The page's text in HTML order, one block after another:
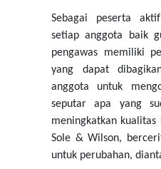
Sebagai peserta
setiap anggota baik
pengawas memiliki
yang dapat
anggota untuk
seputar apa yang
meningkatkan
Sole & Wilson,
untuk perubahan,